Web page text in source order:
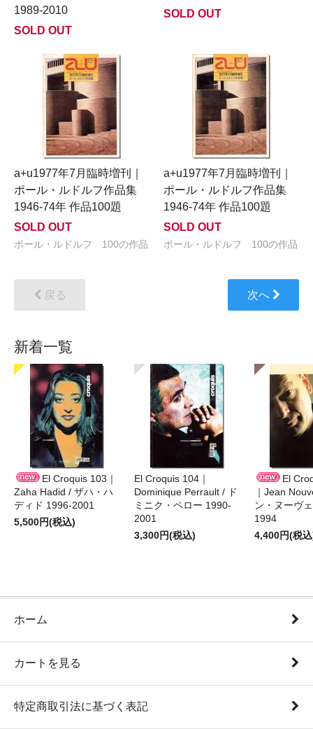
1989-2010
SOLD OUT
SOLD OUT
a+u1977年7月臨時増刊｜
ポール・ルドルフ作品集
1946-74年 作品100題
SOLD OUT
ポール・ルドルフ 100の作品
a+u1977年7月臨時増刊｜
ポール・ルドルフ作品集
1946-74年 作品100題
SOLD OUT
ポール・ルドルフ 100の作品
戻る 次へ
新着一覧
El Croquis 103｜
Zaha Hadid / ザハ・ハ
ディド 1996-2001
5,500円(税込)
El Croquis 104｜
Dominique Perrault / ド
ミニク・ペロー 1990-
2001
3,300円(税込)
El
｜Jean
ン・ヌーヴ
1994
4,400円(税
ホーム
カートを見る
特定商取引法に基づく表記